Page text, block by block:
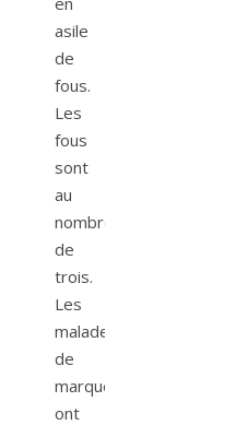
asile
de
fous.
Les
fous
sont
au
nombre
de
trois.
Les
malades
de
marque
ont